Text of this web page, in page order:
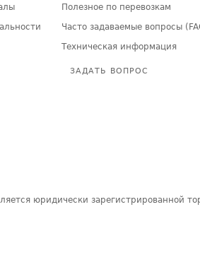
Полезное по перевозкам
Часто задаваемые вопросы
Техническая информация
ЗАДАТЬ ВОПРОС
юридически зарегистрированной